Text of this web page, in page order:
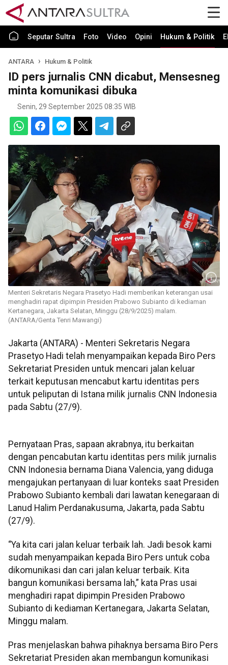
Seputar Sultra Foto Video Opini Hukum & Politik
ANTARA Hukum & Politik
ID pers jurnalis CNN dicabut, Mensesneg
minta komunikasi dibuka
Senin, 29 September 2025 08:35 WIB
Menteri Sekretaris Negara Prasetyo Hadi memberikan keterangan usai
menghadiri rapat dipimpin Presiden Prabowo Subianto di kediaman
Kertanegara, Jakarta Selatan, Minggu (28/9/2025) malam.
(ANTARA/Genta Tenri Mawangi)
Jakarta (ANTARA) - Menteri Sekretaris Negara
Prasetyo Hadi telah menyampaikan kepada Biro Pers
Sekretariat Presiden untuk mencari jalan keluar
terkait keputusan mencabut kartu identitas pers
untuk peliputan di Istana milik jurnalis CNN Indonesia
pada Sabtu (27/9).
Pernyataan Pras, sapaan akrabnya, itu berkaitan
dengan pencabutan kartu identitas pers milik jurnalis
CNN Indonesia bernama Diana Valencia, yang diduga
mengajukan pertanyaan di luar konteks saat Presiden
Prabowo Subianto kembali dari lawatan kenegaraan di
Lanud Halim Perdanakusuma, Jakarta, pada Sabtu
(27/9).
“Ya kita cari jalan keluar terbaik lah. Jadi besok kami
sudah menyampaikan kepada Biro Pers untuk coba
dikomunikasi dan cari jalan keluar terbaik. Kita
bangun komunikasi bersama lah,” kata Pras usai
menghadiri rapat dipimpin Presiden Prabowo
Subianto di kediaman Kertanegara, Jakarta Selatan,
Minggu malam.
Pras menjelaskan bahwa pihaknya bersama Biro Pers
Sekretariat Presiden akan membangun komunikasi